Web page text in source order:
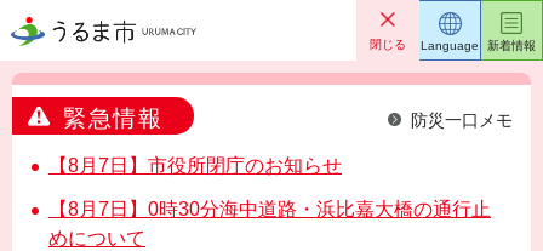
うるま市 閉じる
緊急情報 防災一口メモ
【8月7日】市役所閉庁のお知らせ
【8月7日】0時30分海中道路・浜比嘉大橋の通行止
めについて
Language 新着情報